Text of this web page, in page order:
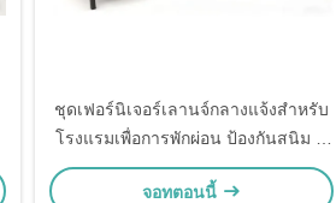
ชุดเฟอร์นิเจอร์เลานจ์กลางแจ้งสำหรับ
โรงแรมเพื่อการพักผ่อน ป้องกันสนิม สี
แดงเบอร์กันดี
จอทตอนนี้